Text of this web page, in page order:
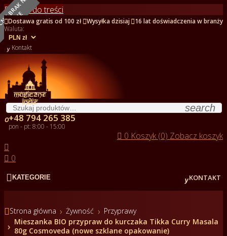
Przejdź do treści
Dostawa gratis od 100 zł Wysyłka dzisiaj 16 lat doświadczenia w branży
Waluta:
 Kontakt
search
+48 794 265 385
pon - pt: 8:00 - 15:00
 0 Koszyk (0) Zobacz koszyk

 0
 KATEGORIE KONTAKT
Strona główna Żywność
Przyprawy
Mieszanka BIO przypraw do kurczaka Tikka Curry Masala
80g Cosmoveda (nowe szklane opakowanie)
E